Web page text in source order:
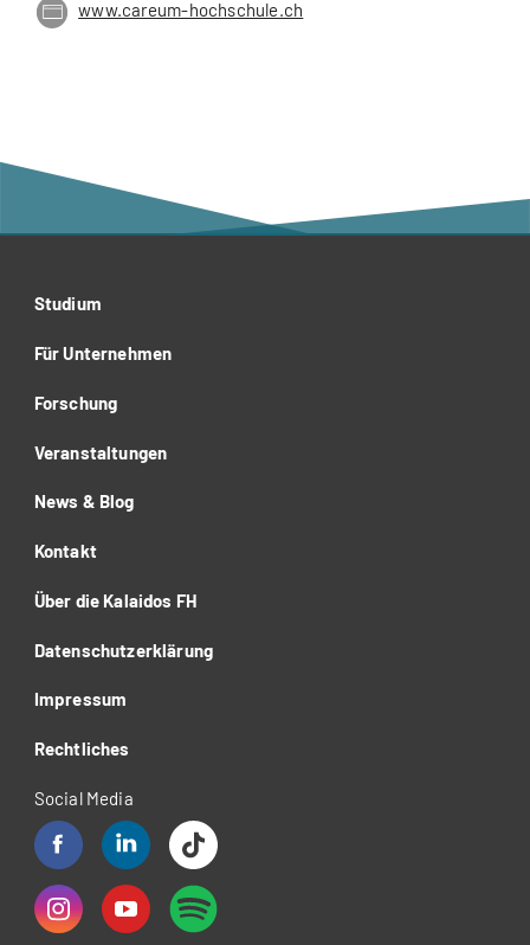
www.careum-hochschule.ch
Studium
Für Unternehmen
Forschung
Veranstaltungen
News & Blog
Kontakt
Über die Kalaidos FH
Datenschutzerklärung
Impressum
Rechtliches
Social Media